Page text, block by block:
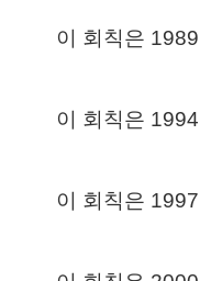
이 회칙은
이 회칙은
이 회칙은